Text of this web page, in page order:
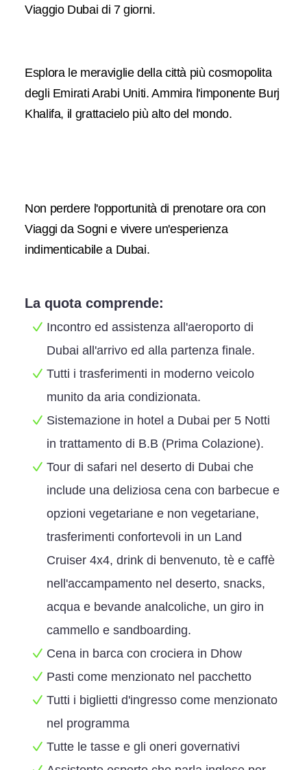
Viaggio Dubai di 7 giorni.
Esplora le meraviglie della città più cosmopolita
degli Emirati Arabi Uniti. Ammira l'imponente Burj
Khalifa, il grattacielo più alto del mondo.
Non perdere l'opportunità di prenotare ora con
Viaggi da Sogni e vivere un'esperienza
indimenticabile a Dubai.
La quota comprende:
Incontro ed assistenza all'aeroporto di
Dubai all'arrivo ed alla partenza finale.
Tutti i trasferimenti in moderno veicolo
munito da aria condizionata.
Sistemazione in hotel a Dubai per 5 Notti
in trattamento di B.B (Prima Colazione).
Tour di safari nel deserto di Dubai che
include una deliziosa cena con barbecue e
opzioni vegetariane e non vegetariane,
trasferimenti confortevoli in un Land
Cruiser 4x4, drink di benvenuto, tè e caffè
nell'accampamento nel deserto, snacks,
acqua e bevande analcoliche, un giro in
cammello e sandboarding.
Cena in barca con crociera in Dhow
Pasti come menzionato nel pacchetto
Tutti i biglietti d'ingresso come menzionato
nel programma
Tutte le tasse e gli oneri governativi